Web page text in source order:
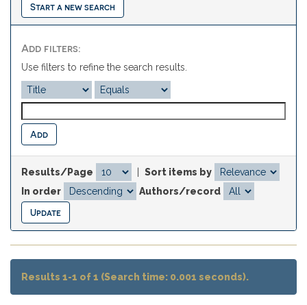
Start a new search
Add filters:
Use filters to refine the search results.
Results/Page
Sort items by
In order
Authors/record
Results 1-1 of 1 (Search time: 0.001 seconds).